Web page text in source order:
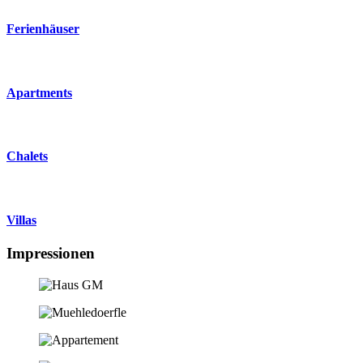
Ferienhäuser
Apartments
Chalets
Villas
Impressionen